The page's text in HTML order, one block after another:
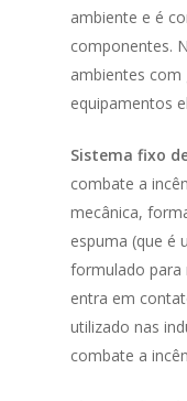
ambiente e é
componentes.
ambientes com
equipamentos
Sistema fixo
combate a
mecânica,
espuma (que é
formulado para
entra em
utilizado nas
combate a